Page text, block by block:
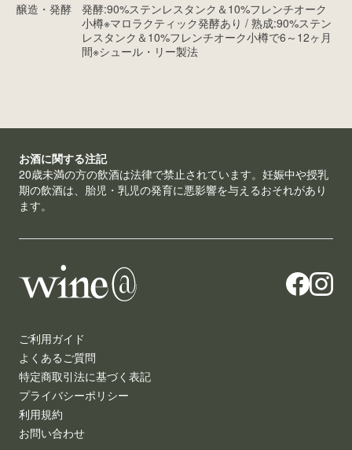
醸造・発酵
発酵:90%ステンレスタンク＆10%フレンチオーク
小樽※マロラクティック発酵あり / 熟成:90%ステン
レスタンク＆10%フレンチオーク小樽で6～12ヶ月
間※シュール・リー製法
お酒に関する注記
20歳未満の方の飲酒は法律で禁止されています。妊娠中や授乳
期の飲酒は、胎児・乳児の発育に悪影響を与えるおそれがあり
ます。
ご利用ガイド
よくあるご質問
特定商取引法に基づく表記
プライバシーポリシー
利用規約
お問い合わせ